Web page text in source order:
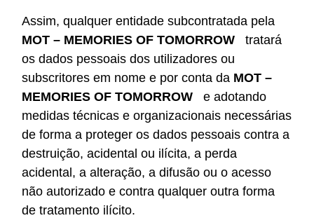
Assim, qualquer entidade subcontratada pela
MOT – MEMORIES OF TOMORROW tratará
os dados pessoais dos utilizadores ou
subscritores em nome e por conta da MOT –
MEMORIES OF TOMORROW e adotando
medidas técnicas e organizacionais necessárias
de forma a proteger os dados pessoais contra a
destruição, acidental ou ilícita, a perda
acidental, a alteração, a difusão ou o acesso
não autorizado e contra qualquer outra forma
de tratamento ilícito.